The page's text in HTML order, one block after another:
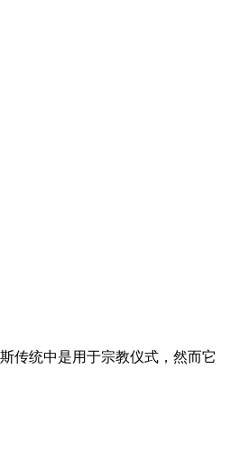
传统中是用于宗教仪式，然而它